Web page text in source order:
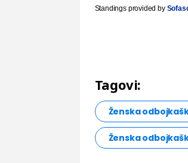
Standings provided by
Tagovi:
Ženska
Ženska